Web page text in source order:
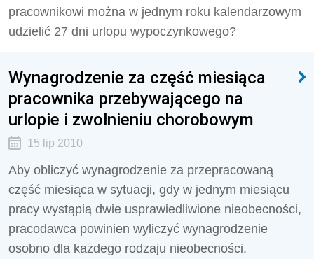
pracownikowi można w jednym roku kalendarzowym
udzielić 27 dni urlopu wypoczynkowego?
Wynagrodzenie za część miesiąca
pracownika przebywającego na
urlopie i zwolnieniu chorobowym
15 lip 2010
Aby obliczyć wynagrodzenie za przepracowaną
część miesiąca w sytuacji, gdy w jednym miesiącu
pracy wystąpią dwie usprawiedliwione nieobecności,
pracodawca powinien wyliczyć wynagrodzenie
osobno dla każdego rodzaju nieobecności.